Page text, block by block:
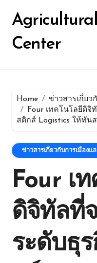
content
Center
Home
ข่าวสารเกี่ยว
Four เทคโนโลยีดิจิ
สติกส์ Logistics ให้ทัน
ข่าวสารเกี่ยวกับการเมืองแ
Four เ
ดิจิทัลที่
ระดับธุ